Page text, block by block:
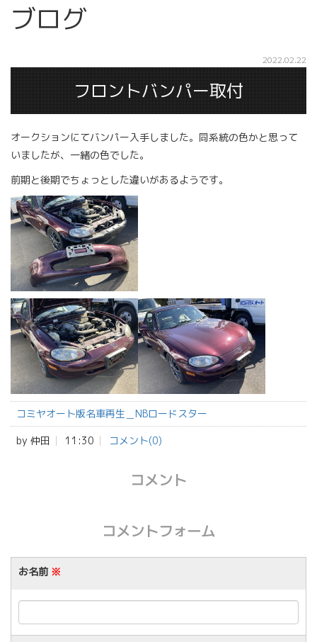
ブログ
2022.02.22
フロントバンパー取付
オークションにてバンパー入手しました。同系統の色かと思って
いましたが、一緒の色でした。
前期と後期でちょっとした違いがあるようです。
コミヤオート版名車再生＿NBロードスター
by 仲田 11:30 コメント(0)
コメント
コメントフォーム
お名前 ※